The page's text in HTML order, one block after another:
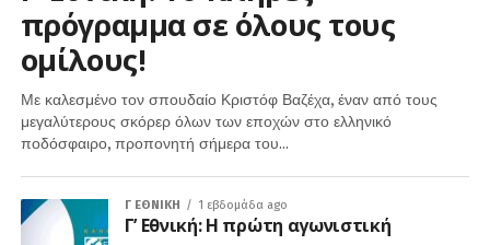
πρόγραμμα σε όλους τους
ομίλους!
Με καλεσμένο τον σπουδαίο Κριστόφ Βαζέχα, έναν από τους
μεγαλύτερους σκόρερ όλων των εποχών στο ελληνικό
ποδόσφαιρο, προπονητή σήμερα του...
Γ ΕΘΝΙΚΉ 1 εβδομάδα ago
Γ’ Εθνική: Η πρώτη αγωνιστική